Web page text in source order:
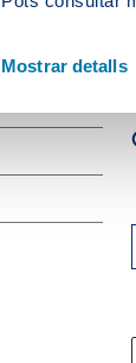
Mostrar detalls